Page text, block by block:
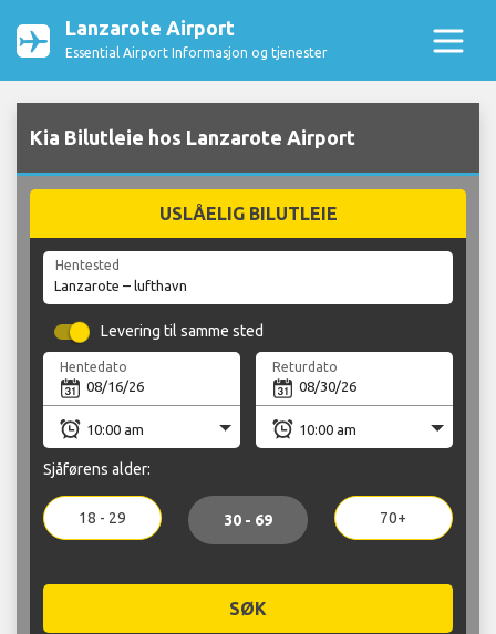
Lanzarote Airport
Essential Airport Informasjon og tjenester
Kia Bilutleie hos Lanzarote Airport
USLÅELIG BILUTLEIE
Hentested
Levering til samme sted
Hentedato Returdato
Sjåførens alder:
18 - 29 30 - 69 70+
SØK